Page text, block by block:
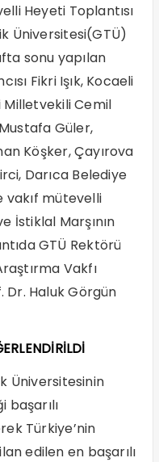
Heyeti Toplantısı
Üniversitesi(GTÜ)
sonu yapılan
Fikri Işık, Kocaeli
Milletvekili Cemil
Güler,
Köşker, Çayırova
Darıca Belediye
vakıf mütevelli
İstiklal Marşının
GTÜ Rektörü
Vakfı
Dr. Haluk Görgün
Üniversitesinin
Türkiye’nin
edilen en başarılı